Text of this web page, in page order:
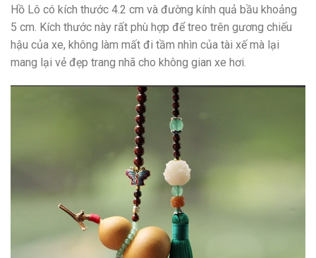
Hồ Lô có kích thước 4.2 cm và đường kính quả bầu khoảng
5 cm. Kích thước này rất phù hợp để treo trên gương chiếu
hậu của xe, không làm mất đi tầm nhìn của tài xế mà lại
mang lại vẻ đẹp trang nhã cho không gian xe hơi.